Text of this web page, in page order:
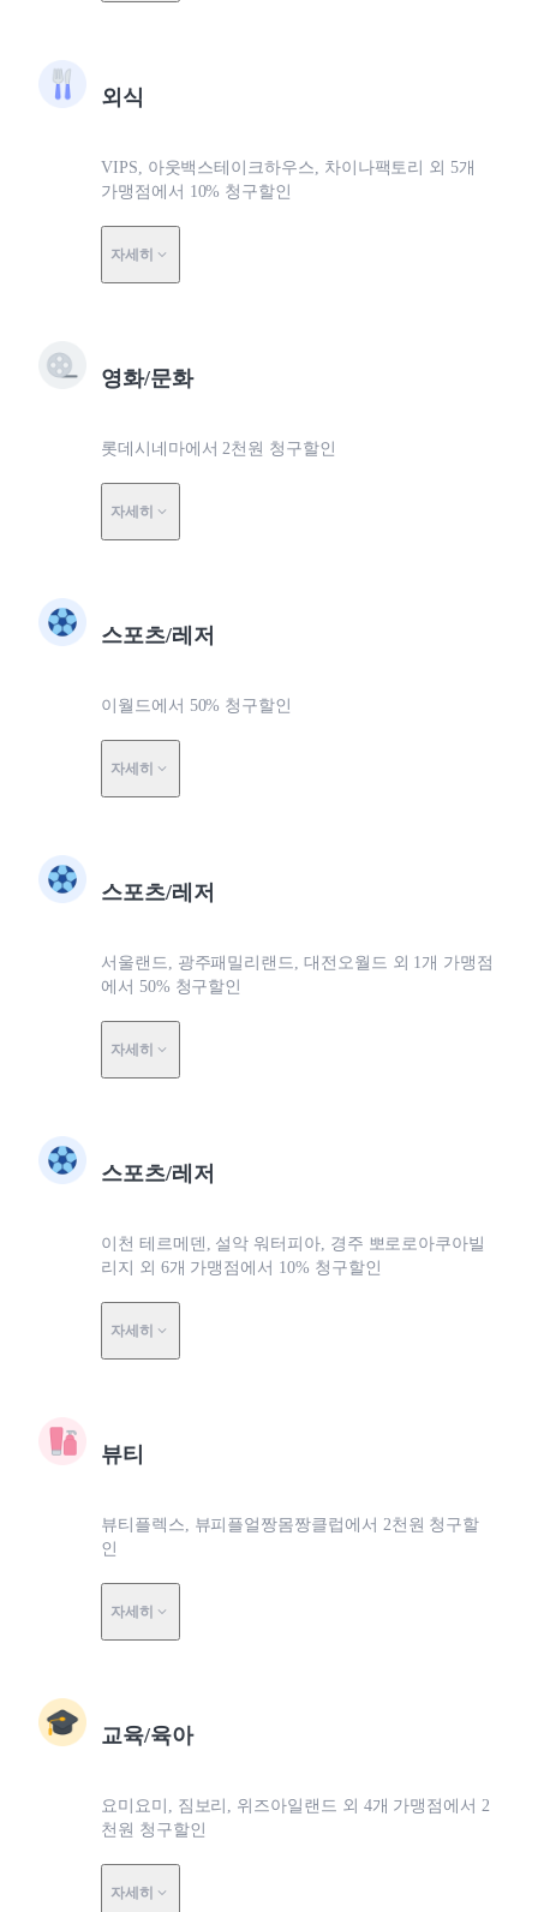
외식
VIPS, 아웃백스테이크하우스, 차이나팩토리 외 5개
가맹점에서 10% 청구할인
자세히
영화/문화
롯데시네마에서 2천원 청구할인
자세히
스포츠/레저
이월드에서 50% 청구할인
자세히
스포츠/레저
서울랜드, 광주패밀리랜드, 대전오월드 외 1개 가맹점
에서 50% 청구할인
자세히
스포츠/레저
이천 테르메덴, 설악 워터피아, 경주 뽀로로아쿠아빌
리지 외 6개 가맹점에서 10% 청구할인
자세히
뷰티
뷰티플렉스, 뷰피플얼짱몸짱클럽에서 2천원 청구할
인
자세히
교육/육아
요미요미, 짐보리, 위즈아일랜드 외 4개 가맹점에서 2
천원 청구할인
자세히